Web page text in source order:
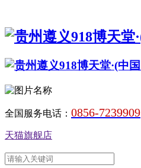
全国服务电话： 0856-7239909
天猫旗舰店